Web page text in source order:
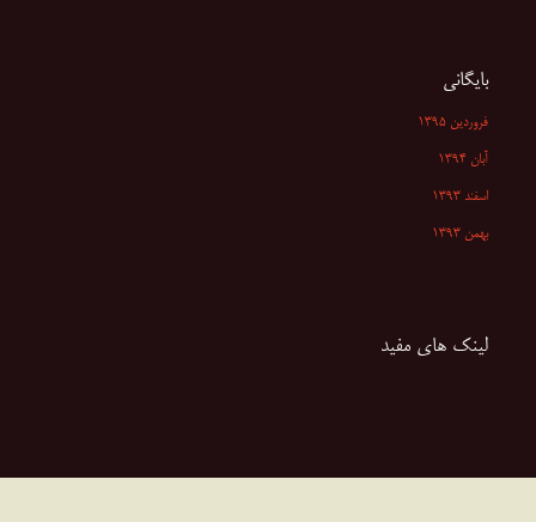
بایگانی
فروردین ۱۳۹۵
آبان ۱۳۹۴
اسفند ۱۳۹۳
بهمن ۱۳۹۳
لینک های مفید